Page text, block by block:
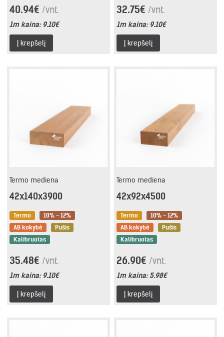
40.94€ /vnt.
1m kaina:9.10€
Į krepšelį
32.75€ /vnt.
1m kaina:9.10€
Į krepšelį
Termo mediena
42x140x3900
Termo
10% - 12%
AB kokybė
Pušis
Kalibruotas
35.48€ /vnt.
1m kaina:9.10€
Į krepšelį
Termo mediena
42x92x4500
Termo
10% - 12%
AB kokybė
Pušis
Kalibruotas
26.90€ /vnt.
1m kaina:5.98€
Į krepšelį